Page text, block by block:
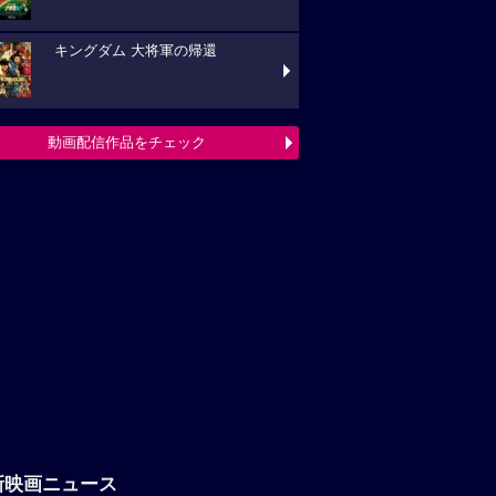
キングダム 大将軍の帰還
動画配信作品をチェック
映画ニュース